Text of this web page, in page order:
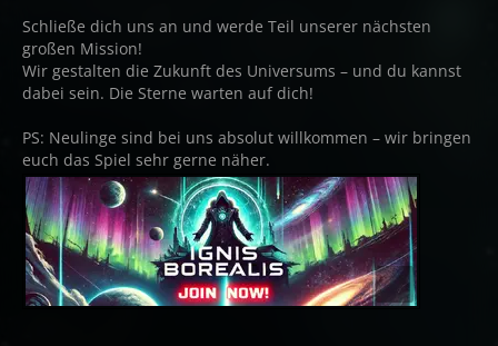
Schließe dich uns an und werde Teil unserer nächsten
großen Mission!
Wir gestalten die Zukunft des Universums – und du kannst
dabei sein. Die Sterne warten auf dich!
PS: Neulinge sind bei uns absolut willkommen – wir bringen
euch das Spiel sehr gerne näher.